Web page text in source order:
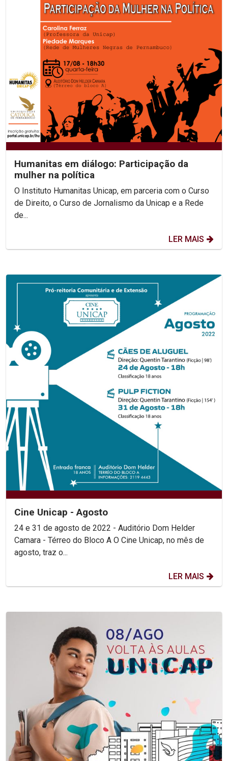
Humanitas em diálogo: Participação da
mulher na política
O Instituto Humanitas Unicap, em parceria com o Curso
de Direito, o Curso de Jornalismo da Unicap e a Rede
de...
LER MAIS
Cine Unicap - Agosto
24 e 31 de agosto de 2022 - Auditório Dom Helder
Camara - Térreo do Bloco A O Cine Unicap, no mês de
agosto, traz o...
LER MAIS